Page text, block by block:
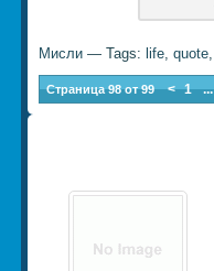
Мисли— Tags: life, quote,
Страница 98 от 99 < 1 ...